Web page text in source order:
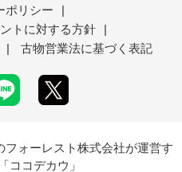
ポリシー
|
トに対する方針
|
| 古物営業法に基づく表記
フォーレスト株式会社が運営す
ココデカウ」